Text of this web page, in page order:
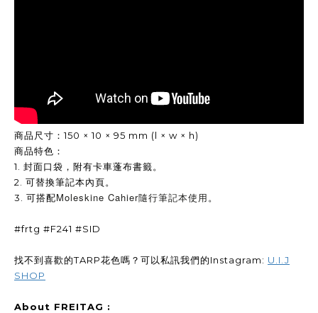
商品尺寸：150 × 10 × 95 mm (l × w × h)
商品特色：
1. 封面口袋，附有卡車蓬布書籤。
2. 可替換筆記本內頁。
3. 可搭配Moleskine Cahier隨行筆記本使用 。
#frtg #F241 #SID
找不到喜歡的TARP花色嗎？可以私訊我們的Instagram: U.I.J
SHOP
About FREITAG :